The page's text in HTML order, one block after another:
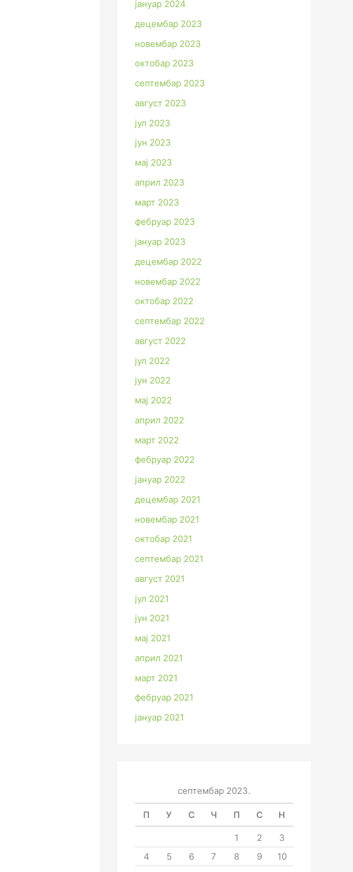
јануар 2024
децембар 2023
новембар 2023
октобар 2023
септембар 2023
август 2023
јул 2023
јун 2023
мај 2023
април 2023
март 2023
фебруар 2023
јануар 2023
децембар 2022
новембар 2022
октобар 2022
септембар 2022
август 2022
јул 2022
јун 2022
мај 2022
април 2022
март 2022
фебруар 2022
јануар 2022
децембар 2021
новембар 2021
октобар 2021
септембар 2021
август 2021
јул 2021
јун 2021
мај 2021
април 2021
март 2021
фебруар 2021
јануар 2021
септембар 2023.
П У С Ч П С Н
1 2
3
4
5 6 7 8 9
10